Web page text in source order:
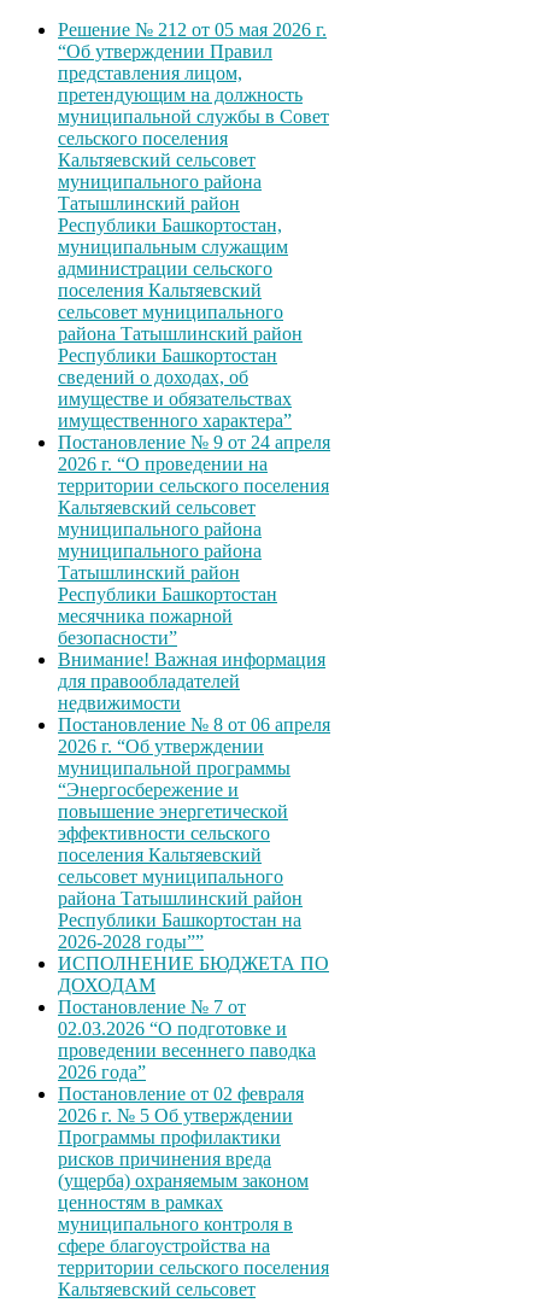
Решение № 212 от 05 мая 2026 г.
“Об утверждении Правил
представления лицом,
претендующим на должность
муниципальной службы в Совет
сельского поселения
Кальтяевский сельсовет
муниципального района
Татышлинский район
Республики Башкортостан,
муниципальным служащим
администрации сельского
поселения Кальтяевский
сельсовет муниципального
района Татышлинский район
Республики Башкортостан
сведений о доходах, об
имуществе и обязательствах
имущественного характера”
Постановление № 9 от 24 апреля
2026 г. “О проведении на
территории сельского поселения
Кальтяевский сельсовет
муниципального района
муниципального района
Татышлинский район
Республики Башкортостан
месячника пожарной
безопасности”
Внимание! Важная информация
для правообладателей
недвижимости
Постановление № 8 от 06 апреля
2026 г. “Об утверждении
муниципальной программы
“Энергосбережение и
повышение энергетической
эффективности сельского
поселения Кальтяевский
сельсовет муниципального
района Татышлинский район
Республики Башкортостан на
2026-2028 годы””
ИСПОЛНЕНИЕ БЮДЖЕТА ПО
ДОХОДАМ
Постановление № 7 от
02.03.2026 “О подготовке и
проведении весеннего паводка
2026 года”
Постановление от 02 февраля
2026 г. № 5 Об утверждении
Программы профилактики
рисков причинения вреда
(ущерба) охраняемым законом
ценностям в рамках
муниципального контроля в
сфере благоустройства на
территории сельского поселения
Кальтяевский сельсовет